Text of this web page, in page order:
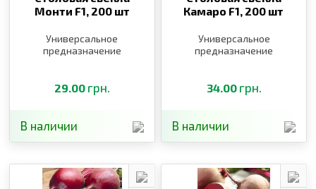
Монти F1, 200 шт
Универсальное
предназначение
29.00 грн.
В наличии
Камаро F1, 200 шт
Универсальное
предназначение
34.00 грн.
В наличии